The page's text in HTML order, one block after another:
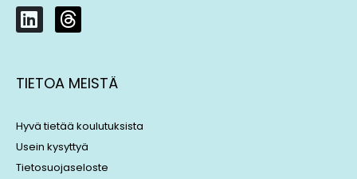
L
i
k
e
i
n
T
h
e
a
s
TIETOA MEISTÄ
Hyvä tietää koulutuksista
Usein kysyttyä
Tietosuojaseloste